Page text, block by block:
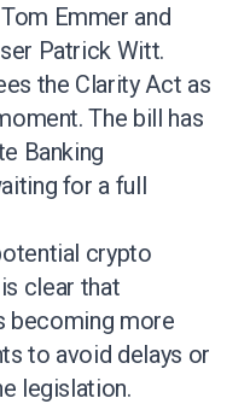
Emmer and
Patrick Witt.
the Clarity Act as
The bill has
Banking
for a full
crypto
clear that
becoming more
to avoid delays or
legislation.